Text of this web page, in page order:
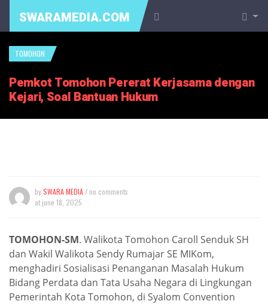
SWARAMEDIA.COM
TOMOHON
Pemkot Tomohon Pererat Kerjasama dengan
Kejari, Soal Bantuan Hukum
bySWARA MEDIA / no comments
at june 18, 2025
TOMOHON-SM. Walikota Tomohon Caroll Senduk SH
dan Wakil Walikota Sendy Rumajar SE MIKom,
menghadiri Sosialisasi Penanganan Masalah Hukum
Bidang Perdata dan Tata Usaha Negara di Lingkungan
Pemerintah Kota Tomohon, di Syalom Convention